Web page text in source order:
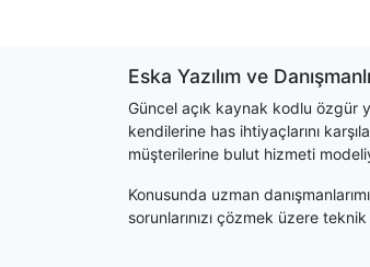
Eska Yazılım ve
Güncel açık kaynak kodlu özgür
kendilerine has ihtiyaçlarını
müşterilerine bulut hizmeti
Konusunda uzman
sorunlarınızı çözmek üzere